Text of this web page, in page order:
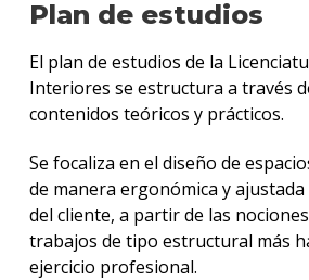
Plan de estudios
El plan de estudios de la
Interiores se estructura a través
contenidos teóricos y prácticos.
Se focaliza en el diseño de
de manera ergonómica y ajustada
del cliente, a partir de las
trabajos de tipo estructural más
ejercicio profesional.